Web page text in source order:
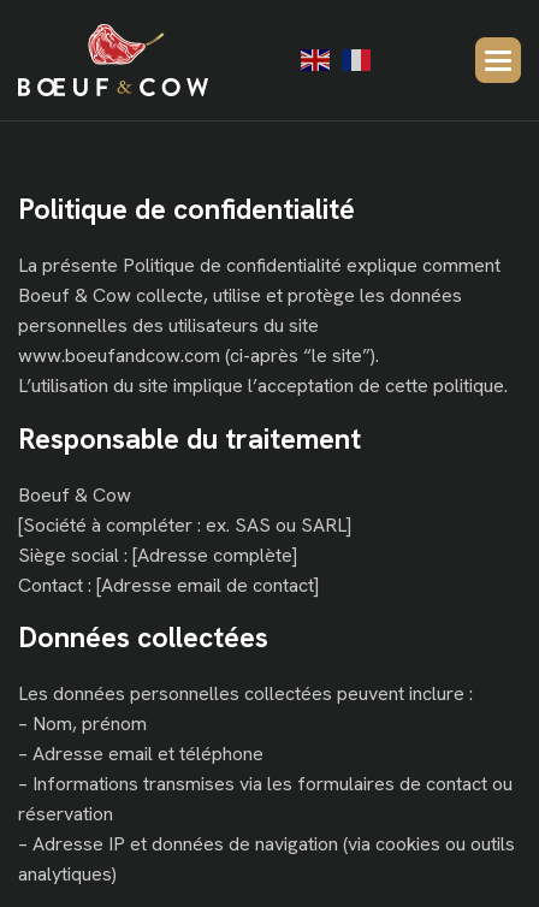
Politique de confidentialité
La présente Politique de confidentialité explique comment
Boeuf & Cow collecte, utilise et protège les données
personnelles des utilisateurs du site
www.boeufandcow.com (ci-après “le site”).
L’utilisation du site implique l’acceptation de cette politique.
Responsable du traitement
Boeuf & Cow
[Société à compléter : ex. SAS ou SARL]
Siège social : [Adresse complète]
Contact : [Adresse email de contact]
Données collectées
Les données personnelles collectées peuvent inclure :
– Nom, prénom
– Adresse email et téléphone
– Informations transmises via les formulaires de contact ou
réservation
– Adresse IP et données de navigation (via cookies ou outils
analytiques)